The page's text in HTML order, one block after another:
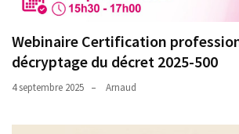
Webinaire Certification
décryptage du décret 2025-500
4 septembre 2025 Arnaud